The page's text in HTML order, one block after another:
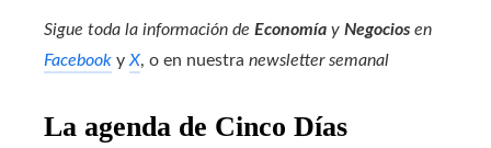
Sigue toda la información de Economía y Negocios en
Facebook y X, o en nuestra newsletter semanal
La agenda de Cinco Días